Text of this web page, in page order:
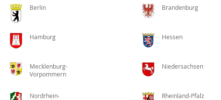
Berlin Brandenburg
Hamburg Hessen
Mecklenburg-
Vorpommern
Niedersachsen
Nordrhein-
Rheinland-Pfalz